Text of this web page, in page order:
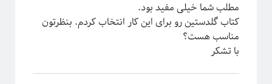
مطلب شما خیلی مفید بود.
کتاب گلدستین رو برای این کار انتخاب کردم. بنظرتون
مناسب هست؟
با تشکر